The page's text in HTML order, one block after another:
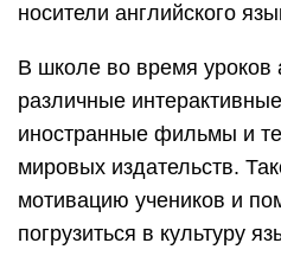
носители английского
В школе во время уроков
различные
иностранные фильмы и
мировых издательств.
мотивацию учеников и
погрузиться в культуру